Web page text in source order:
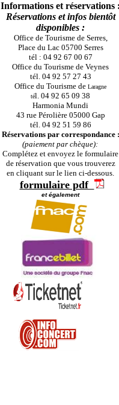
Informations et réservations
Réservations et infos bientôt
disponibles :
Office de Tourisme de Serres,
Place du Lac 05700 Serres
tél : 04 92 67 00 67
Office du Tourisme de Veynes
tél. 04 92 57 27 43
Office du Tourisme de Laragne
tél. 04 92 65 09 38
Harmonia Mundi
43 rue Pérolière 05000 Gap
tél. 04 92 51 59 86
Réservations par correspondance :
(paiement par chèque):
Complétez et envoyez le formulaire
de réservation que vous trouverez
en cliquant sur le lien ci-dessous.
formulaire pdf
et également